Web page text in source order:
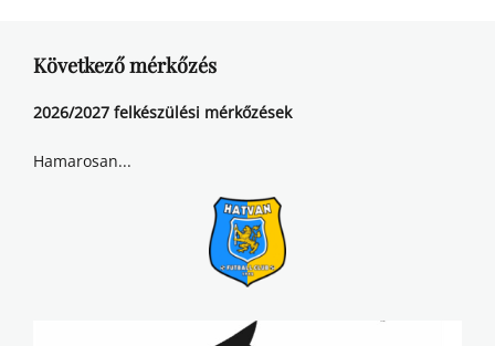
Következő mérkőzés
2026/2027 felkészülési mérkőzések
Hamarosan...